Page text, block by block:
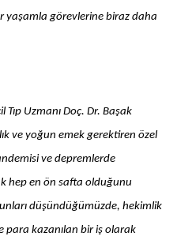
yaşamla görevlerine biraz daha
Uzmanı Doç. Dr. Başak
ve yoğun emek gerektiren özel
ve depremlerde
hep en ön safta olduğunu
düşündüğümüzde, hekimlik
para kazanılan bir iş olarak